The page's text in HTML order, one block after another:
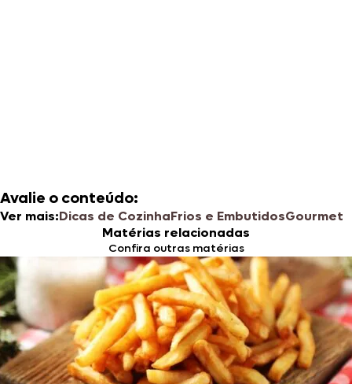
Avalie o conteúdo:
Ver mais:Dicas de CozinhaFrios e EmbutidosGourmet
Matérias relacionadas
Confira outras matérias